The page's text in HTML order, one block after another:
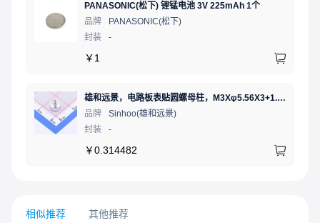
PANASONIC(松下) 锂锰电池 3V 225mAh 1个
品牌
PANASONIC(松下)
封装
-
￥ 1
雄和远景，电路板表贴圆螺母柱，M3Xφ5.56X3+1.53，铜镀锡，编带装
品牌
Sinhoo(雄和远景)
封装
-
￥0.314482
相似推荐 其他推荐